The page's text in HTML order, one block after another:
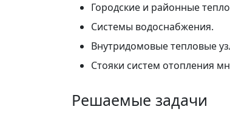
Городские и районные
Системы водоснабжения.
Внутридомовые тепловые
Стояки систем отопления
Решаемые задачи